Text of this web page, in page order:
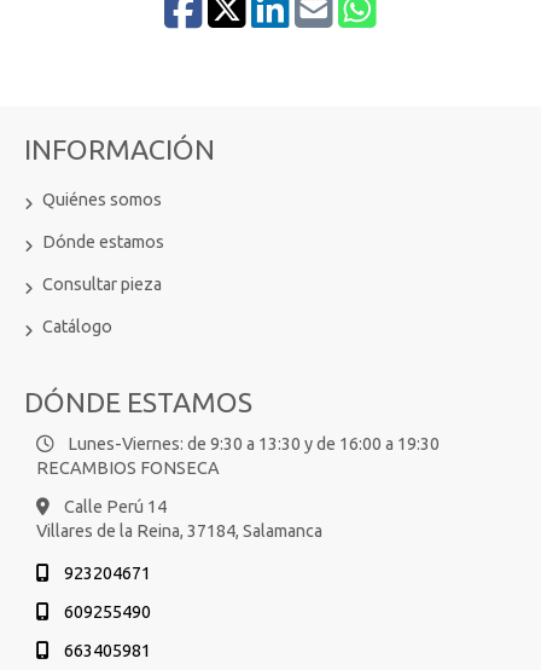
INFORMACIÓN
Quiénes somos
Dónde estamos
Consultar pieza
Catálogo
DÓNDE ESTAMOS
Lunes-Viernes: de 9:30 a 13:30 y de 16:00 a 19:30
RECAMBIOS FONSECA
Calle Perú 14
Villares de la Reina, 37184, Salamanca
923204671
609255490
663405981